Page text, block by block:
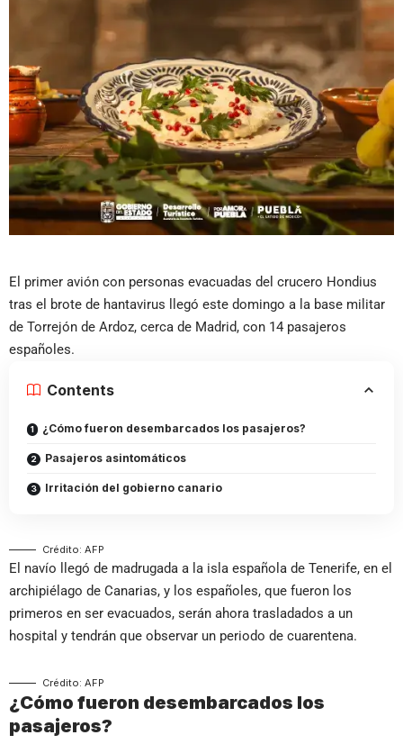
El primer avión con personas evacuadas del crucero Hondius
tras el brote de hantavirus llegó este domingo a la base militar
de Torrejón de Ardoz, cerca de Madrid, con 14 pasajeros
españoles.
Contents
¿Cómo fueron desembarcados los pasajeros?
Pasajeros asintomáticos
Irritación del gobierno canario
Crédito: AFP
El navío llegó de madrugada a la isla española de Tenerife, en el
archipiélago de Canarias, y los españoles, que fueron los
primeros en ser evacuados, serán ahora trasladados a un
hospital y tendrán que observar un periodo de cuarentena.
Crédito: AFP
¿Cómo fueron desembarcados los
pasajeros?